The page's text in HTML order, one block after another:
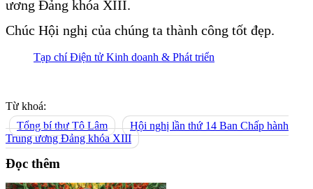
ương Đảng khóa XIII.
Chúc Hội nghị của chúng ta thành công tốt đẹp.
Tạp chí Điện tử Kinh doanh & Phát triển
Từ khoá:
Tổng bí thư Tô Lâm
Hội nghị lần thứ 14 Ban Chấp hành
Trung ương Đảng khóa XIII
Đọc thêm